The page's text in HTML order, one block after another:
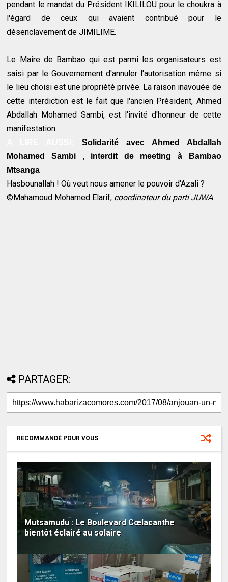
pendant le mandat du Président IKILILOU pour le choukra à
l'égard de ceux qui avaient contribué pour le
désenclavement de JIMILIME.
Le Maire de Bambao qui est parmi les organisateurs est
saisi par le Gouvernement d'annuler l'autorisation même si
le lieu choisi est une propriété privée. La raison inavouée de
cette interdiction est le fait que l'ancien Président, Ahmed
Abdallah Mohamed Sambi, est l'invité d'honneur de cette
manifestation.
Solidarité avec Ahmed Abdallah
Mohamed Sambi , interdit de meeting à Bambao
Mtsanga
Hasbounallah ! Où veut nous amener le pouvoir d'Azali ?
©Mahamoud Mohamed Elarif, coordinateur du parti JUWA
PARTAGER:
RECOMMANDÉ POUR VOUS
Mutsamudu : Le Boulevard Cœlacanthe
bientôt éclairé au solaire